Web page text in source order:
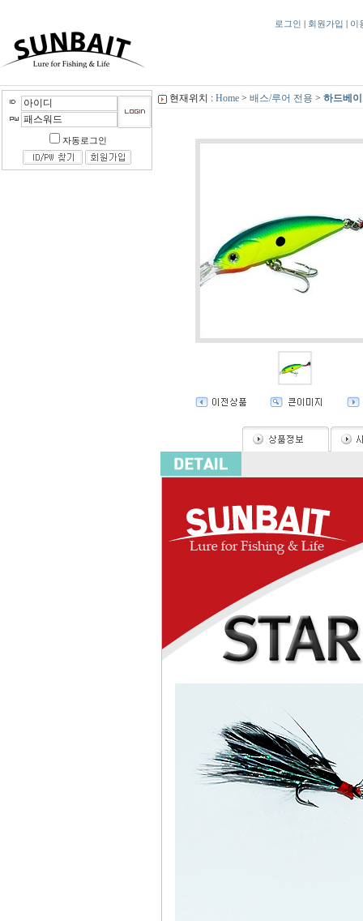
로그인 회원가입 이
자동로그인
현재위치 : Home > 배스/루어 전용 > 하드베